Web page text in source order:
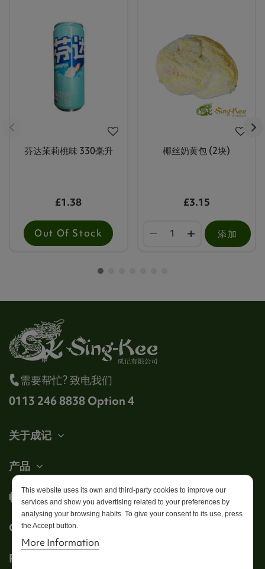
芬达茉莉桃味 330毫升
£1.38
Out Of Stock
椰丝奶黄包 (2块)
£3.15
添加
需要帮忙? 致电我们
0113 246 8838 Option 4
关于成记
产品
帐户
Get in touch
This website uses its own and third-party cookies to improve our
services and show you advertising related to your preferences by
analysing your browsing habits. To give your consent to its use, press
the Accept button.
More Information
Follow us